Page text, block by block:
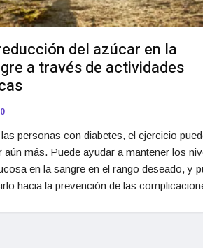
del azúcar en la
a través de actividades
personas con diabetes, el ejercicio
aún más. Puede ayudar a mantener los
en la sangre en el rango deseado, y
hacia la prevención de las